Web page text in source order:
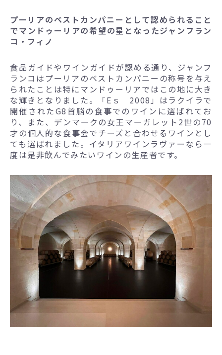
プーリアのベストカンパニーとして認められること
でマンドゥーリアの希望の星となったジャンフラン
コ・フィノ
食品ガイドやワインガイドが認める通り、ジャンフ
ランコはプーリアのベストカンパニーの称号を与え
られたことは特にマンドゥーリアではこの地に大き
な輝きとなりました。「Eｓ 2008」はラクイラで
開催されたG8首脳の食事でのワインに選ばれてお
り、また、デンマークの女王マーガレット2世の70
才の個人的な食事会でチーズと合わせるワインとし
ても選ばれました。イタリアワインラヴァーなら一
度は是非飲んでみたいワインの生産者です。